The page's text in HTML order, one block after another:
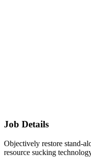
Job Details
Objectively restore stand-
resource sucking